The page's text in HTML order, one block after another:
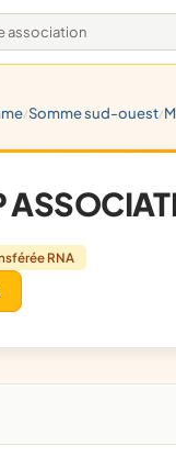
association
/ somme sud-ouest/
RNA